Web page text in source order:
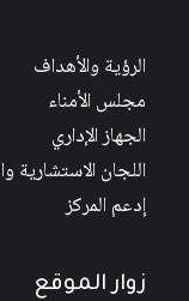
الرؤية والأهداف
مجلس الأمناء
الجهاز الإداري
اللجان الاستشارية
إدعم المركز
زوار الموقع